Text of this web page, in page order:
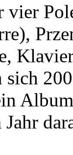
vier
Jahr